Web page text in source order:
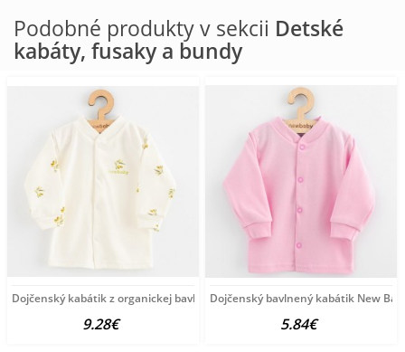
Podobné produkty v sekcii Detské
kabáty, fusaky a bundy
Dojčenský kabátik z organickej bavlny New Baby Olivy béžová
9.28€
Dojčenský bavlnený kabátik New
5.84€